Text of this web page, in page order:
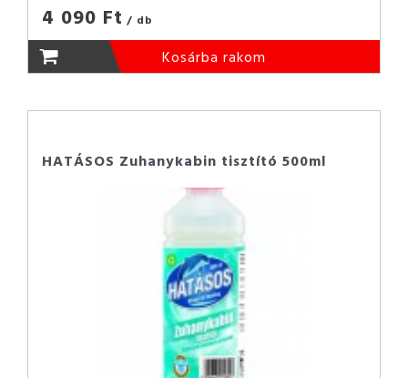
4 090 Ft / db
Kosárba rakom
HATÁSOS Zuhanykabin tisztító 500ml